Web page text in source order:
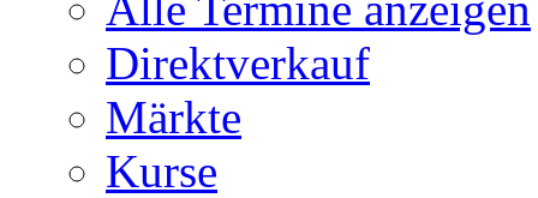
Direktverkauf
Märkte
Kurse